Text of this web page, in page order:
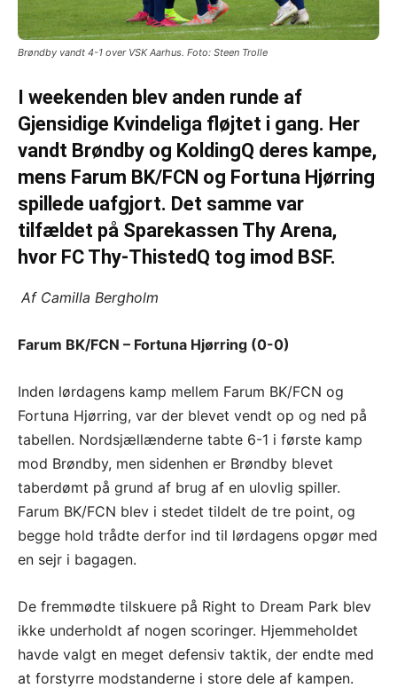
Brøndby vandt 4-1 over VSK Aarhus. Foto: Steen Trolle
I weekenden blev anden runde af
Gjensidige Kvindeliga fløjtet i gang. Her
vandt Brøndby og KoldingQ deres kampe,
mens Farum BK/FCN og Fortuna Hjørring
spillede uafgjort. Det samme var
tilfældet på Sparekassen Thy Arena,
hvor FC Thy-ThistedQ tog imod BSF.
Af Camilla Bergholm
Farum BK/FCN – Fortuna Hjørring (0-0)
Inden lørdagens kamp mellem Farum BK/FCN og
Fortuna Hjørring, var der blevet vendt op og ned på
tabellen. Nordsjællænderne tabte 6-1 i første kamp
mod Brøndby, men sidenhen er Brøndby blevet
taberdømt på grund af brug af en ulovlig spiller.
Farum BK/FCN blev i stedet tildelt de tre point, og
begge hold trådte derfor ind til lørdagens opgør med
en sejr i bagagen.
De fremmødte tilskuere på Right to Dream Park blev
ikke underholdt af nogen scoringer. Hjemmeholdet
havde valgt en meget defensiv taktik, der endte med
at forstyrre modstanderne i store dele af kampen.